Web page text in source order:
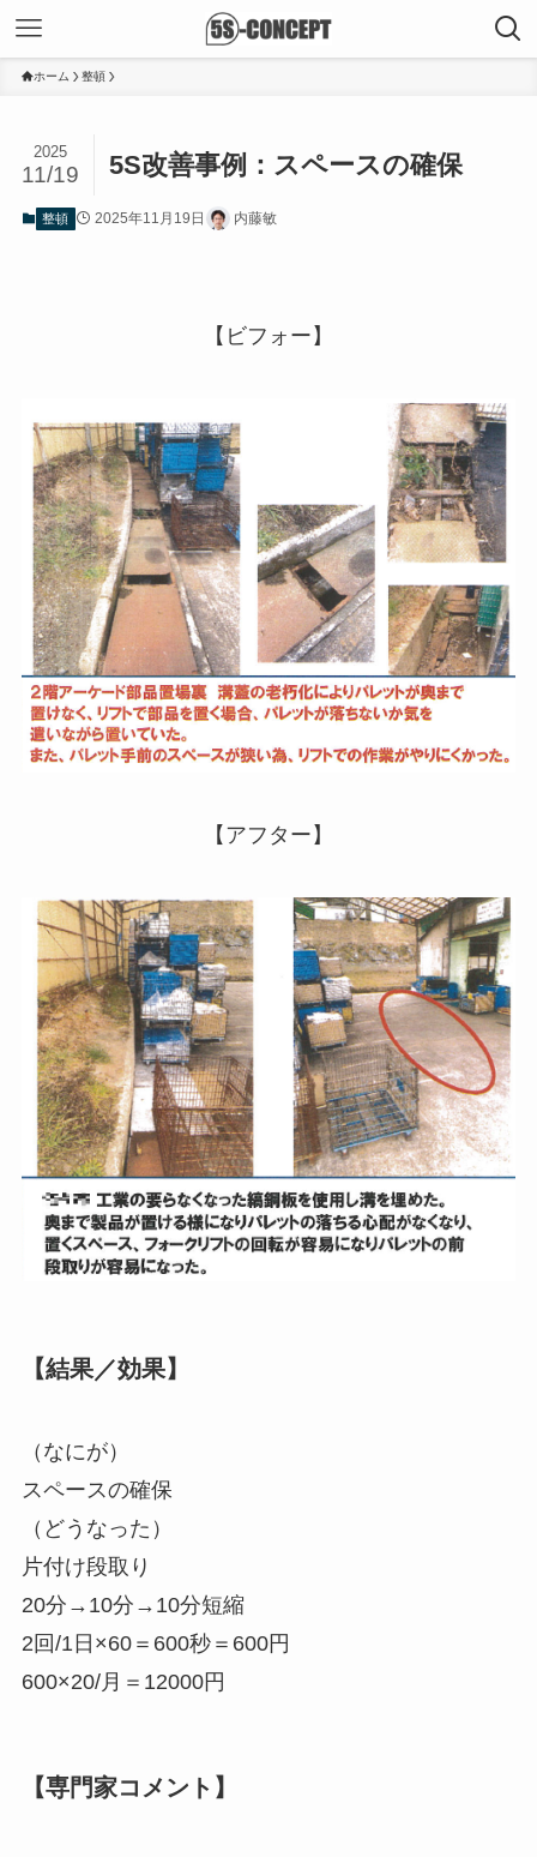
ホーム 整頓
5S改善事例：スペースの確保
2025
11/19
整頓 2025年11月19日 内藤敏
【ビフォー】
【アフター】
【結果／効果】
（なにが）
スペースの確保
（どうなった）
片付け段取り
20分→10分→10分短縮
2回/1日×60＝600秒＝600円
600×20/月＝12000円
【専門家コメント】